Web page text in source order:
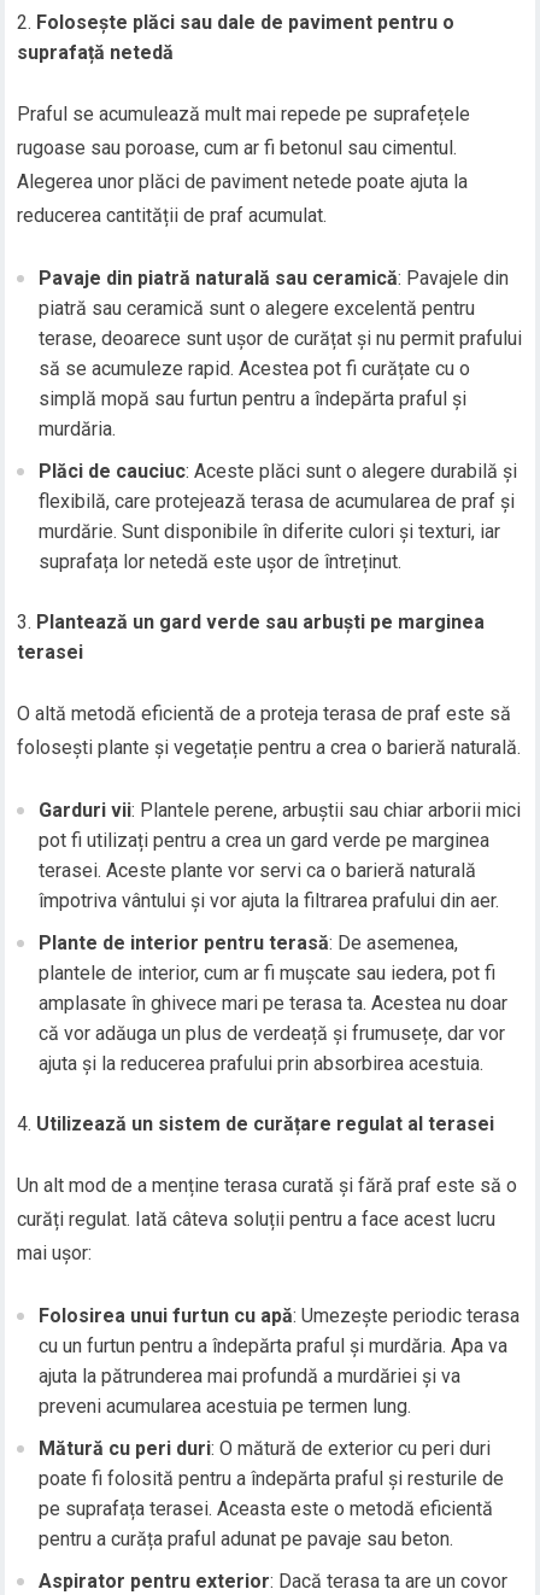
Folosește plăci sau dale de paviment pentru o
suprafață netedă
Praful se acumulează mult mai repede pe suprafețele
rugoase sau poroase, cum ar fi betonul sau cimentul.
Alegerea unor plăci de paviment netede poate ajuta la
reducerea cantității de praf acumulat.
Pavaje din piatră naturală sau ceramică: Pavajele din
piatră sau ceramică sunt o alegere excelentă pentru
terase, deoarece sunt ușor de curățat și nu permit prafului
să se acumuleze rapid. Acestea pot fi curățate cu o
simplă mopă sau furtun pentru a îndepărta praful și
murdăria.
Plăci de cauciuc: Aceste plăci sunt o alegere durabilă și
flexibilă, care protejează terasa de acumularea de praf și
murdărie. Sunt disponibile în diferite culori și texturi, iar
suprafața lor netedă este ușor de întreținut.
Plantează un gard verde sau arbuști pe marginea
terasei
O altă metodă eficientă de a proteja terasa de praf este să
folosești plante și vegetație pentru a crea o barieră naturală.
Garduri vii: Plantele perene, arbuștii sau chiar arborii mici
pot fi utilizați pentru a crea un gard verde pe marginea
terasei. Aceste plante vor servi ca o barieră naturală
împotriva vântului și vor ajuta la filtrarea prafului din aer.
Plante de interior pentru terasă: De asemenea,
plantele de interior, cum ar fi mușcate sau iedera, pot fi
amplasate în ghivece mari pe terasa ta. Acestea nu doar
că vor adăuga un plus de verdeață și frumusețe, dar vor
ajuta și la reducerea prafului prin absorbirea acestuia.
Utilizează un sistem de curățare regulat al terasei
Un alt mod de a menține terasa curată și fără praf este să o
curăți regulat. Iată câteva soluții pentru a face acest lucru
mai ușor:
Folosirea unui furtun cu apă: Umezește periodic terasa
cu un furtun pentru a îndepărta praful și murdăria. Apa va
ajuta la pătrunderea mai profundă a murdăriei și va
preveni acumularea acestuia pe termen lung.
Mătură cu peri duri: O mătură de exterior cu peri duri
poate fi folosită pentru a îndepărta praful și resturile de
pe suprafața terasei. Aceasta este o metodă eficientă
pentru a curăța praful adunat pe pavaje sau beton.
Aspirator pentru exterior: Dacă terasa ta are un covor